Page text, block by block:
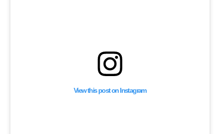
View this post on Instagram